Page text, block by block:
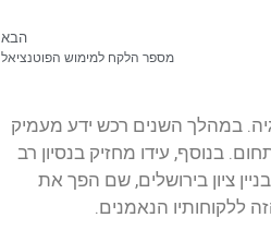
הבא
מספר הלקח למימוש הפוטנציאל
בתחום הנומרולוגיה. במהלך השנים רכש ידע מעמיק
בנוסף, עידו מחזיק בנסיון רב
ציון בירושלים, שם הפך את
ללקוחותיו הנאמנים.